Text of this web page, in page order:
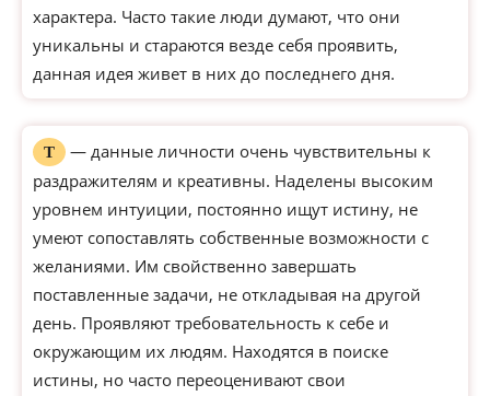
характера. Часто такие люди думают, что они
уникальны и стараются везде себя проявить,
данная идея живет в них до последнего дня.
Т
— данные личности очень чувствительны к
раздражителям и креативны. Наделены высоким
уровнем интуиции, постоянно ищут истину, не
умеют сопоставлять собственные возможности с
желаниями. Им свойственно завершать
поставленные задачи, не откладывая на другой
день. Проявляют требовательность к себе и
окружающим их людям. Находятся в поиске
истины, но часто переоценивают свои